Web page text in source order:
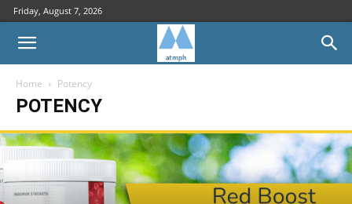
Friday, August 7, 2026
Home Potency
POTENCY